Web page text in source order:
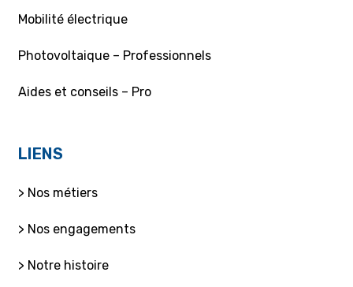
Mobilité électrique
Photovoltaique – Professionnels
Aides et conseils – Pro
LIENS
> Nos métiers
> Nos engagements
> Notre histoire